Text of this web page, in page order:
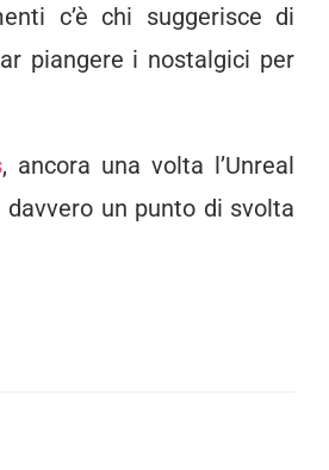
c’è chi suggerisce di
piangere i nostalgici per
, ancora una volta l’Unreal
un punto di svolta